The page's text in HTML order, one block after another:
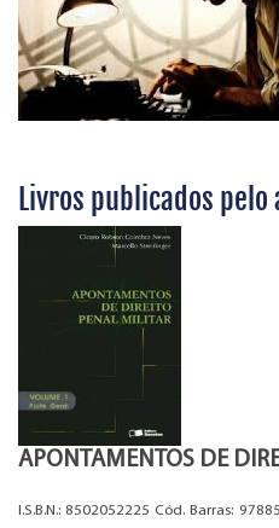
Livros publicados
APONTAMENTOS DE
I.S.B.N.: 8502052225 Cód. Barras: